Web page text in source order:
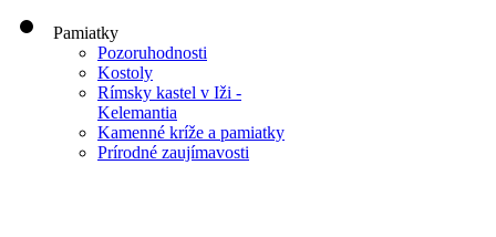
Pamiatky
Pozoruhodnosti
Kostoly
Rímsky kastel v Iži -
Kelemantia
Kamenné kríže a pamiatky
Prírodné zaujímavosti